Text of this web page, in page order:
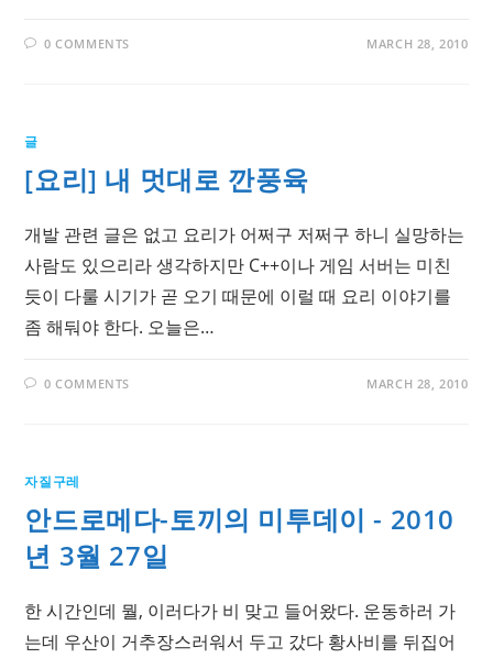
0 COMMENTS MARCH 28, 2010
글
[요리] 내 멋대로 깐풍육
개발 관련 글은 없고 요리가 어쩌구 저쩌구 하니 실망하는
사람도 있으리라 생각하지만 C++이나 게임 서버는 미친
듯이 다룰 시기가 곧 오기 때문에 이럴 때 요리 이야기를
좀 해둬야 한다. 오늘은…
0 COMMENTS MARCH 28, 2010
자질구레
안드로메다-토끼의 미투데이 - 2010
년 3월 27일
한 시간인데 뭘, 이러다가 비 맞고 들어왔다. 운동하러 가
는데 우산이 거추장스러워서 두고 갔다 황사비를 뒤집어